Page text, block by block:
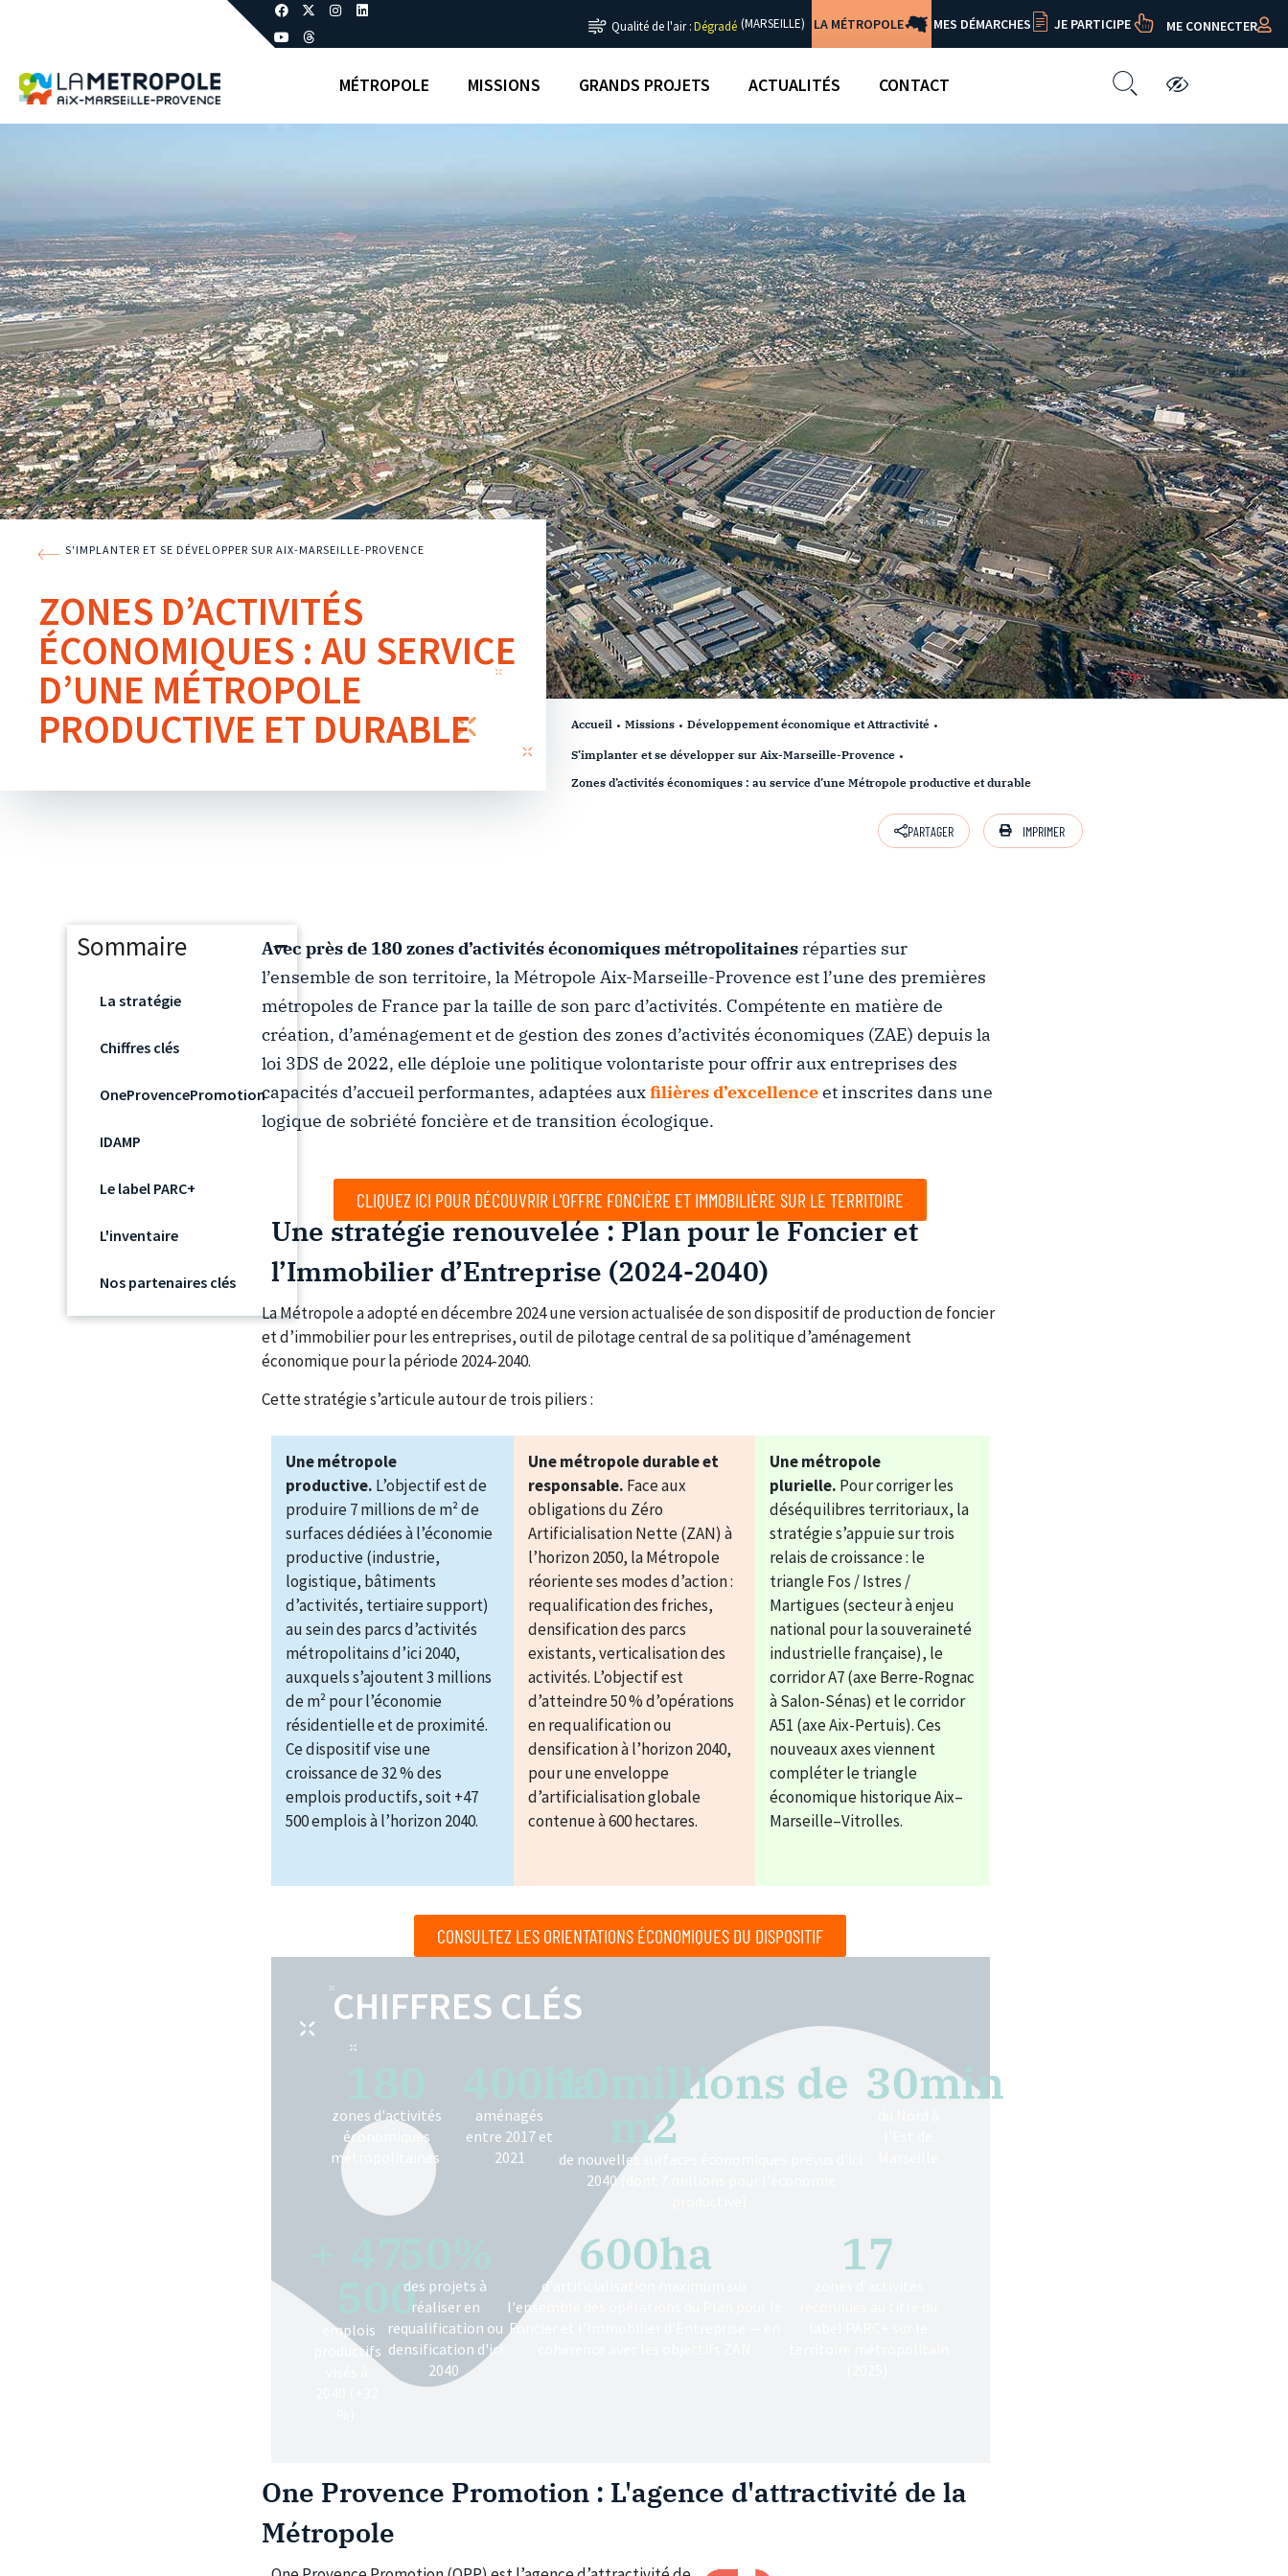
Qualité de l'air :Dégradé (MARSEILLE) LA MÉTROPOLE MES DÉMARCHES JE PARTICIPE ME CONNECTER
MÉTROPOLE MISSIONS GRANDS PROJETS ACTUALITÉS CONTACT
S'IMPLANTER ET SE DÉVELOPPER SUR AIX-MARSEILLE-PROVENCE
ZONES D’ACTIVITÉS
ÉCONOMIQUES : AU SERVICE
D’UNE MÉTROPOLE
PRODUCTIVE ET DURABLE
Accueil Missions Développement économique et Attractivité
S’implanter et se développer sur Aix-Marseille-Provence
Zones d’activités économiques : au service d’une Métropole productive et durable
PARTAGER IMPRIMER
Sommaire
La stratégie
Chiffres clés
OneProvencePromotion
IDAMP
Le label PARC+
L'inventaire
Nos partenaires clés
Avec près de 180 zones d’activités économiquesmétropolitaines réparties sur
l’ensemble de son territoire, la Métropole Aix-Marseille-Provence est l’une des premières
métropoles de France par la taille de son parc d’activités. Compétente en matière de
création, d’aménagement et de gestion des zones d’activités économiques (ZAE) depuis la
loi 3DS de 2022, elle déploie une politique volontariste pour offrir aux entreprises des
capacités d’accueil performantes, adaptées auxfilières d’excellenceet inscrites dans une
logique de sobriété foncière et de transition écologique.
CLIQUEZ ICI POUR DÉCOUVRIR L'OFFRE FONCIÈRE ET IMMOBILIÈRE SUR LE TERRITOIRE
Une stratégie renouvelée : Plan pour le Foncier et
l’Immobilier d’Entreprise (2024-2040)
La Métropole a adopté en décembre 2024 une version actualisée de son dispositif de production de foncier
et d’immobilier pour les entreprises, outil de pilotage central de sa politique d’aménagement
économique pour la période 2024-2040.
Cette stratégie s’articule autour de trois piliers :
Une métropole
productive. L’objectif est de
produire 7 millions de m² de
surfaces dédiées à l’économie
productive (industrie,
logistique, bâtiments
d’activités, tertiaire support)
au sein des parcs d’activités
métropolitains d’ici 2040,
auxquels s’ajoutent 3 millions
de m² pour l’économie
résidentielle et de proximité.
Ce dispositif vise une
croissance de 32 % des
emplois productifs, soit +47
500 emplois à l’horizon 2040.
Une métropole durable et
responsable. Face aux
obligations du Zéro
Artificialisation Nette (ZAN) à
l’horizon 2050, la Métropole
réoriente ses modes d’action :
requalification des friches,
densification des parcs
existants, verticalisation des
activités. L’objectif est
d’atteindre 50 % d’opérations
en requalification ou
densification à l’horizon 2040,
pour une enveloppe
d’artificialisation globale
contenue à 600 hectares.
Une métropole
plurielle. Pour corriger les
déséquilibres territoriaux, la
stratégie s’appuie sur trois
relais de croissance : le
triangle Fos / Istres /
Martigues (secteur à enjeu
national pour la souveraineté
industrielle française), le
corridor A7 (axe Berre-Rognac
à Salon-Sénas) et le corridor
A51 (axe Aix-Pertuis). Ces
nouveaux axes viennent
compléter le triangle
économique historique Aix–
Marseille–Vitrolles.
CONSULTEZ LES ORIENTATIONS ÉCONOMIQUES DU DISPOSITIF
CHIFFRES CLÉS
zones d'activités
économiques
métropolitaines
aménagés
entre 2017 et
2021
de nouvelles surfaces économiques prévus d'ici
2040 (dont 7 millions pour l'économie
millions de
m2
30min
emplois
productifs
500des projets à
réaliser en
requalification ou
densification d'ici
2040
d'artificialisation maximum sur
l'ensemble des opérations du Plan pour le
Foncier et l’Immobilier d’Entreprise — en
600ha 17
One Provence Promotion : L'agence d'attractivité de la
Métropole